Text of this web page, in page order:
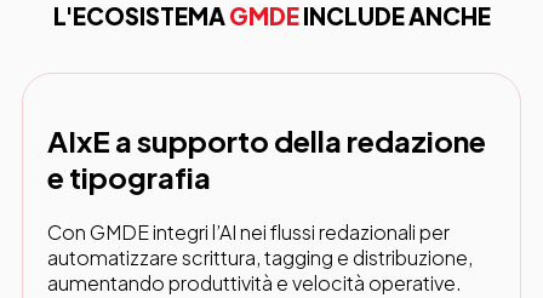
L'ECOSISTEMAGMDEINCLUDE ANCHE
AIxE a supporto della redazione
e tipografia
Con GMDE integri l’AI nei flussi redazionali per
automatizzare scrittura, tagging e distribuzione,
aumentando produttività e velocità operative.